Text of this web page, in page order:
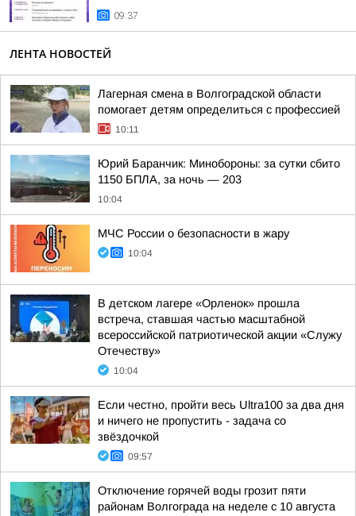
09:37
ЛЕНТА НОВОСТЕЙ
Лагерная смена в Волгоградской области
помогает детям определиться с профессией
10:11
Юрий Баранчик: Минобороны: за сутки сбито
1150 БПЛА, за ночь — 203
10:04
МЧС России о безопасности в жару
10:04
В детском лагере «Орленок» прошла
встреча, ставшая частью масштабной
всероссийской патриотической акции «Служу
Отечеству»
10:04
Если честно, пройти весь Ultra100 за два дня
и ничего не пропустить - задача со
звёздочкой
09:57
Отключение горячей воды грозит пяти
районам Волгограда на неделе с 10 августа